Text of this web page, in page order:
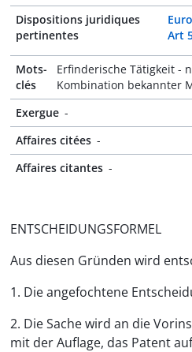
Dispositions juridiques
pertinentes
Art
Mots-
clés
Erfinderische Tätigkeit -
Kombination bekannter
Exergue -
Affaires citées -
Affaires citantes -
ENTSCHEIDUNGSFORMEL
Aus diesen Gründen wird
1. Die angefochtene
2. Die Sache wird an die
mit der Auflage, das Patent